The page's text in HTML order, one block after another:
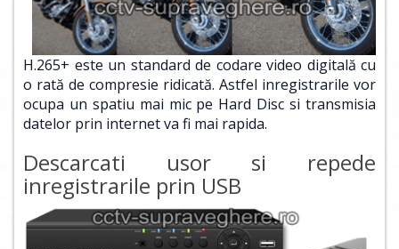
H.265+ este un standard de codare video digitală cu
o rată de compresie ridicată. Astfel inregistrarile vor
ocupa un spatiu mai mic pe Hard Disc si transmisia
datelor prin internet va fi mai rapida.
Descarcati usor si repede
inregistrarile prin USB